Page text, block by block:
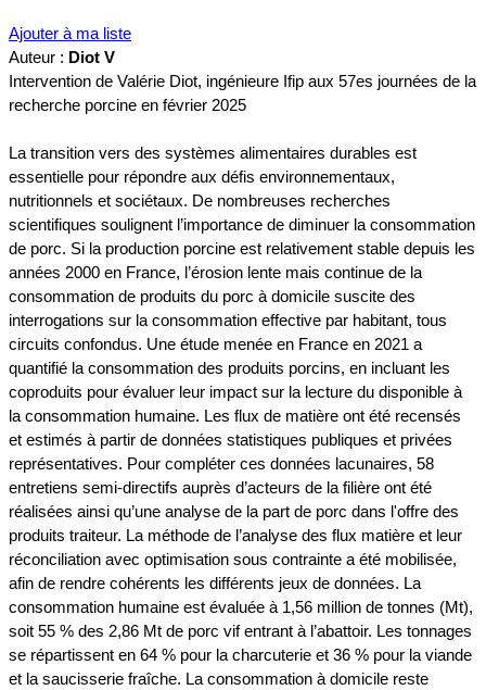
Ajouter à ma liste
Auteur : Diot V
Intervention de Valérie Diot, ingénieure Ifip aux 57es journées de la
recherche porcine en février 2025
La transition vers des systèmes alimentaires durables est
essentielle pour répondre aux défis environnementaux,
nutritionnels et sociétaux. De nombreuses recherches
scientifiques soulignent l’importance de diminuer la consommation
de porc. Si la production porcine est relativement stable depuis les
années 2000 en France, l’érosion lente mais continue de la
consommation de produits du porc à domicile suscite des
interrogations sur la consommation effective par habitant, tous
circuits confondus. Une étude menée en France en 2021 a
quantifié la consommation des produits porcins, en incluant les
coproduits pour évaluer leur impact sur la lecture du disponible à
la consommation humaine. Les flux de matière ont été recensés
et estimés à partir de données statistiques publiques et privées
représentatives. Pour compléter ces données lacunaires, 58
entretiens semi-directifs auprès d’acteurs de la filière ont été
réalisées ainsi qu’une analyse de la part de porc dans l'offre des
produits traiteur. La méthode de l’analyse des flux matière et leur
réconciliation avec optimisation sous contrainte a été mobilisée,
afin de rendre cohérents les différents jeux de données. La
consommation humaine est évaluée à 1,56 million de tonnes (Mt),
soit 55 % des 2,86 Mt de porc vif entrant à l’abattoir. Les tonnages
se répartissent en 64 % pour la charcuterie et 36 % pour la viande
et la saucisserie fraîche. La consommation à domicile reste